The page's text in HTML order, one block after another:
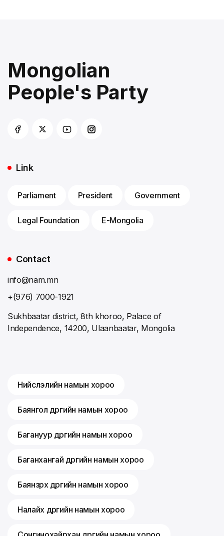
Mongolian
People's Party
Link
Parliament President Government
Legal Foundation E-Mongolia
Contact
info@nam.mn
+(976) 7000-1921
Sukhbaatar district, 8th khoroo, Palace of
Independence, 14200, Ulaanbaatar, Mongolia
Нийслэлийн намын хороо
Баянгол дүүргийн намын хороо
Багануур дүүргийн намын хороо
Баганхангай дүүргийн намын хороо
Баянзүрх дүүргийн намын хороо
Налайх дүүргийн намын хороо